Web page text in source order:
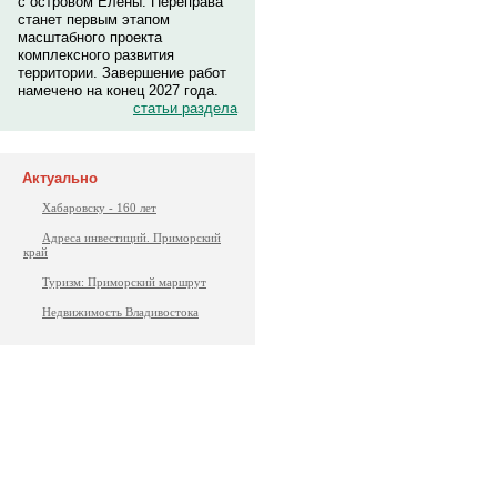
станет первым этапом
масштабного проекта
комплексного развития
территории. Завершение работ
намечено на конец 2027 года.
статьи раздела
Актуально
Хабаровску - 160 лет
Адреса инвестиций. Приморский
край
Туризм: Приморский маршрут
Недвижимость Владивостока